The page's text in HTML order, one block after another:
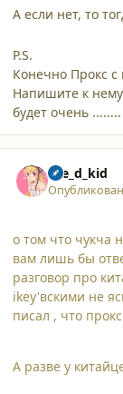
А если нет, то
P.S.
Конечно Прокс
Напишите к
будет очень ........
the_d_kid
о том что чукча
вам лишь бы
разговор про
ikey'вскими не
писал , что
А разве у